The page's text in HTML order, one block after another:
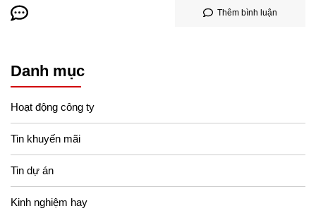
Bảng màu của phong cách thuộc địa bao gồm các sắc độ
như be, vàng, đỏ, tím, hồng và trắng. Đồ nội thất được thiết
kế đơn giản, sử dụng gỗ tự nhiên và chắc chắn.
này.
Thêm bình luận
Danh mục
Hoạt động công ty
Tin khuyến mãi
Tin dự án
Kinh nghiệm hay